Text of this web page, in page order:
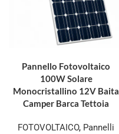
Pannello Fotovoltaico
100W Solare
Monocristallino 12V Baita
Camper Barca Tettoia
FOTOVOLTAICO, Pannelli